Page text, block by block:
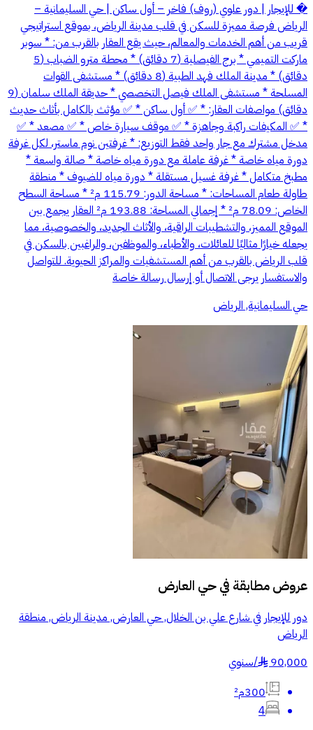
� للإيجار | دور علوي (روف) فاخر – أول ساكن | حي السليمانية –
الرياض فرصة مميزة للسكن في قلب مدينة الرياض، بموقع استراتيجي
قريب من أهم الخدمات والمعالم، حيث يقع العقار بالقرب من: * سوبر
ماركت التميمي * برج الفيصلية (7 دقائق) * محطة مترو الضباب (5
دقائق) * مدينة الملك فهد الطبية (8 دقائق) * مستشفى القوات
المسلحة * مستشفى الملك فيصل التخصصي * حديقة الملك سلمان (9
دقائق) مواصفات العقار: * ✅ أول ساكن * ✅ مؤثث بالكامل بأثاث حديث
* ✅ المكيفات راكبة وجاهزة * ✅ موقف سيارة خاص * ✅ مصعد * ✅
مدخل مشترك مع جار واحد فقط التوزيع: * غرفتين نوم ماستر، لكل غرفة
دورة مياه خاصة * غرفة عاملة مع دورة مياه خاصة * صالة واسعة *
مطبخ متكامل * غرفة غسيل مستقلة * دورة مياه للضيوف * منطقة
طاولة طعام المساحات: * مساحة الدور: 115.79 م² * مساحة السطح
الخاص: 78.09 م² * إجمالي المساحة: 193.88 م² العقار يجمع بين
الموقع المميز، والتشطيبات الراقية، والأثاث الجديد، والخصوصية، مما
يجعله خيارًا مثاليًا للعائلات، والأطباء، والموظفين، والراغبين بالسكن في
قلب الرياض بالقرب من أهم المستشفيات والمراكز الحيوية. للتواصل
والاستفسار يرجى الاتصال أو إرسال رسالة خاصة
حي السليمانية, الرياض
عروض مطابقة فيحي العارض
دور للإيجار في شارع علي بن الخلال, حي العارض, مدينة الرياض, منطقة
الرياض
90,000
§
/سنوي
300م²
4